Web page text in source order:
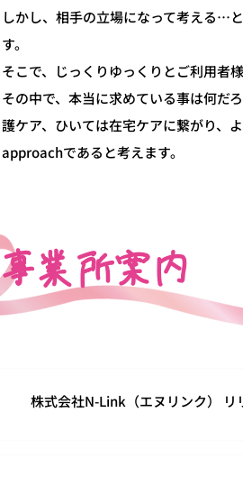
しかし、相手の立場になって考える…
す。
そこで、じっくりゆっくりとご利用者
その中で、本当に求めている事は何だ
護ケア、ひいては在宅ケアに繋がり、
approachであると考えます。
事業所案内
株式会社N-Link（エヌリンク） リ